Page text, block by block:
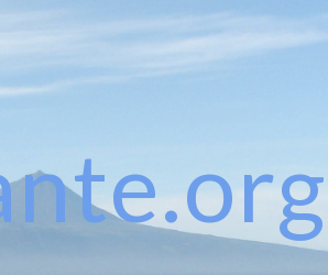
Skip to navigation
e.org